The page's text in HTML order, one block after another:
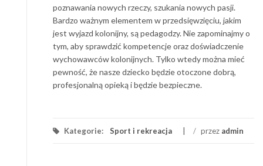
poznawania nowych rzeczy, szukania nowych pasji.
Bardzo ważnym elementem w przedsięwzięciu, jakim
jest wyjazd kolonijny, są pedagodzy. Nie zapominajmy o
tym, aby sprawdzić kompetencje oraz doświadczenie
wychowawców kolonijnych. Tylko wtedy można mieć
pewność, że nasze dziecko będzie otoczone dobrą,
profesjonalną opieką i będzie bezpieczne.
Kategorie: Sport i rekreacja / przez admin